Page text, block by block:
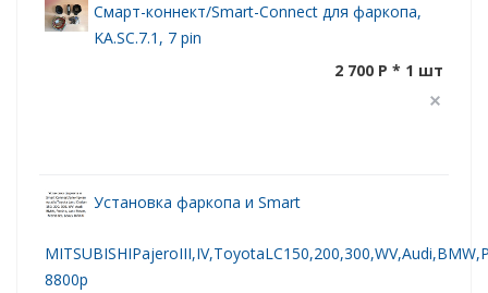
Смарт-коннект/Smart-Connect для фаркопа,
KA.SC.7.1, 7 pin
2 700 P * 1 шт
Установка фаркопа и Smart
8800р